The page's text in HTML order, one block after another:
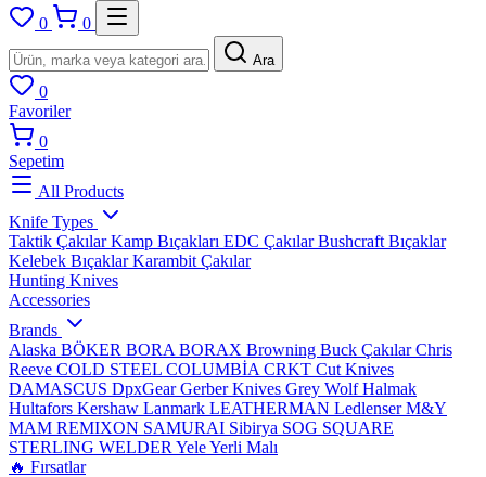
0
0
Ara
0
Favoriler
0
Sepetim
All Products
Knife Types
Taktik ÇakılarKamp Bıçakları EDC ÇakılarBushcraft Bıçaklar
Kelebek BıçaklarKarambit Çakılar
Hunting Knives
Accessories
Brands
Alaska BÖKER BORA BORAX Browning Buck ÇakılarChris
Reeve COLD STEEL COLUMBİA CRKT Cut Knives
DAMASCUS DpxGearGerber Knives Grey WolfHalmak
Hultafors Kershaw Lanmark LEATHERMAN LedlenserM&Y
MAM REMIXON SAMURAI Sibirya SOG SQUARE
STERLING WELDER YeleYerli Malı
🔥 Fırsatlar